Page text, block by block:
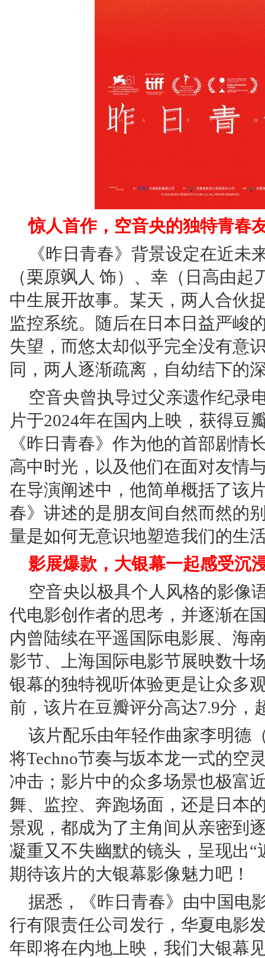
惊人首作，空音央的独特青春
《昨日青春》背景设定在近未
（栗原飒人 饰）、幸（日高由
中生展开故事。某天，两人合伙
监控系统。随后在日本日益严峻
失望，而悠太却似乎完全没有意
同，两人逐渐疏离，自幼结下的
空音央曾执导过父亲遗作纪录
片于2024年在国内上映，获得豆
《昨日青春》作为他的首部剧情
高中时光，以及他们在面对友情
在导演阐述中，他简单概括了该
春》讲述的是朋友间自然而然的
量是如何无意识地塑造我们的生
影展爆款，大银幕一起感受沉
空音央以极具个人风格的影像
代电影创作者的思考，并逐渐在
内曾陆续在平遥国际电影展、海
影节、上海国际电影节展映数十
银幕的独特视听体验更是让众多
前，该片在豆瓣评分高达7.9分，
该片配乐由年轻作曲家李明德
将Techno节奏与坂本龙一式的空
冲击；影片中的众多场景也极富
舞、监控、奔跑场面，还是日本
景观，都成为了主角间从亲密到
凝重又不失幽默的镜头，呈现出
期待该片的大银幕影像魅力吧！
据悉，《昨日青春》由中国电
行有限责任公司发行，华夏电影
年即将在内地上映，我们大银幕